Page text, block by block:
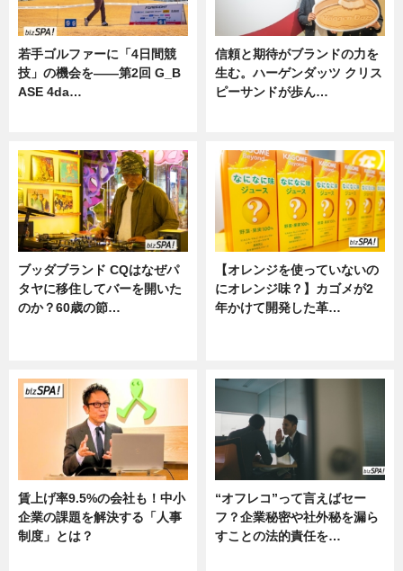
若手ゴルファーに「4日間競
技」の機会を——第2回 G_B
ASE 4da…
信頼と期待がブランドの力を
生む。ハーゲンダッツ クリス
ピーサンドが歩ん…
ブッダブランド CQはなぜパ
タヤに移住してバーを開いた
のか？60歳の節…
【オレンジを使っていないの
にオレンジ味？】カゴメが2
年かけて開発した革…
賃上げ率9.5%の会社も！中小
企業の課題を解決する「人事
制度」とは？
“オフレコ”って言えばセー
フ？企業秘密や社外秘を漏ら
すことの法的責任を…